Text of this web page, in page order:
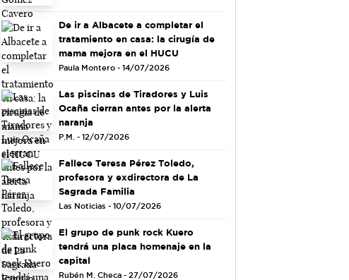
De ir a Albacete a completar el
tratamiento en casa: la cirugía de
mama mejora en el HUCU
Paula Montero - 14/07/2026
Las piscinas de Tiradores y Luis
Ocaña cierran antes por la alerta
naranja
P.M. - 12/07/2026
Fallece Teresa Pérez Toledo,
profesora y exdirectora de La
Sagrada Familia
Las Noticias - 10/07/2026
El grupo de punk rock Kuero
tendrá una placa homenaje en la
capital
Rubén M. Checa - 27/07/2026